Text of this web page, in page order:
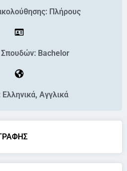
Πλήρους
Σπουδών: Bachelor
Αγγλικά